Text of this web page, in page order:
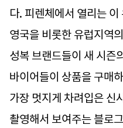
다. 피렌체에서 열리는
영국을 비롯한 유럽지역
성복 브랜드들이 새 시즌
바이어들이 상품을 구매
가장 멋지게 차려입은 신
촬영해서 보여주는 블로